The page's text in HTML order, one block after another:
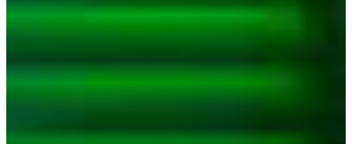
Bosnia and Herzegovina